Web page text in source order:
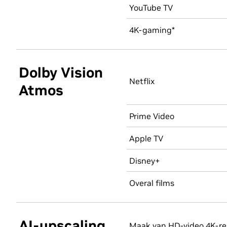
YouTube TV
4K-gaming*
Dolby Vision
Atmos
Netflix
Prime Video
Apple TV
Disney+
Overal films